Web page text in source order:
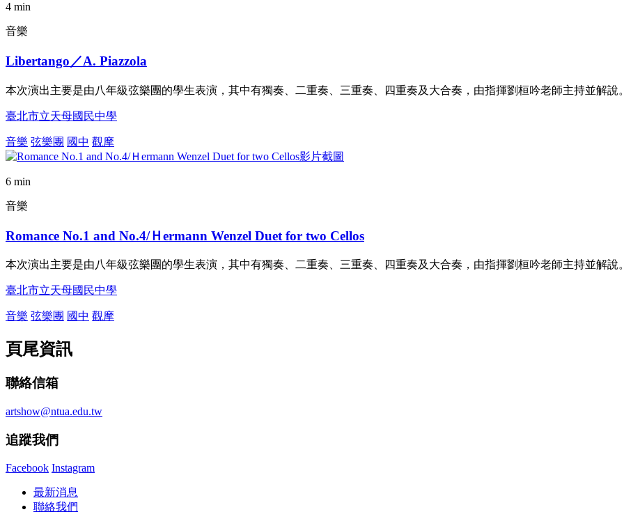
4 min
音樂
Libertango／A. Piazzola
本次演出主要是由八年級弦樂團的學生表演，其中有獨奏、二重奏、三重奏、四重奏及大合奏，由指揮劉桓吟老師主持並解
臺北市立天母國民中學
音樂 弦樂團 國中 觀摩
6 min
音樂
Romance No.1 and No.4/Ｈermann Wenzel Duet for two Cellos
本次演出主要是由八年級弦樂團的學生表演，其中有獨奏、二重奏、三重奏、四重奏及大合奏，由指揮劉桓吟老師主持並解
臺北市立天母國民中學
音樂 弦樂團 國中 觀摩
頁尾資訊
聯絡信箱
artshow@ntua.edu.tw
追蹤我們
Facebook Instagram
最新消息
聯絡我們